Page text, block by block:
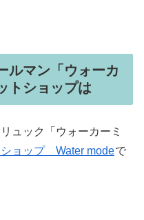
ルマン「ウォーカ
トショップは
ュック「ウォーカーミ
ョップ Water modeで